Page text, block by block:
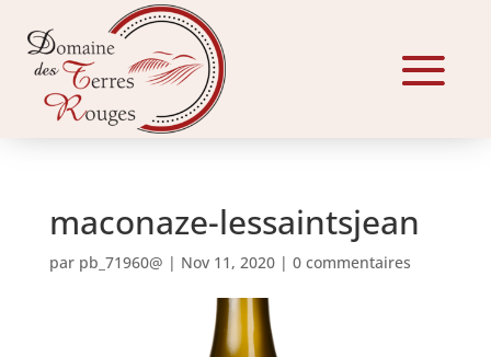
maconaze-lessaintsjean
par pb_71960@ | Nov 11, 2020| 0 commentaires